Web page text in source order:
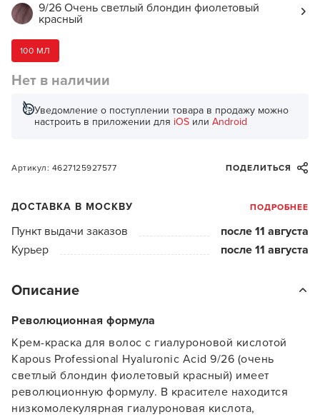
9/26 Очень светлый блондин фиолетовый
красный
100 МЛ
Нет в наличии
Уведомление о поступлении товара в продажу можно
настроить в приложении для iOS или Android
Артикул: 4627125927577 ПОДЕЛИТЬСЯ
ДОСТАВКА В МОСКВУ ПОДРОБНЕЕ
Пункт выдачи заказов
после 11 августа
Курьер
после 11 августа
Описание
Революционная формула
Крем-краска для волос с гиалуроновой кислотой
Kapous Professional Hyaluronic Acid 9/26 (очень
светлый блондин фиолетовый красный) имеет
революционную формулу. В красителе находится
низкомолекулярная гиалуроновая кислота,